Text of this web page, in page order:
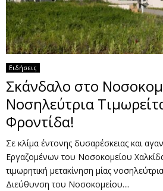
Ειδήσεις
Σκάνδαλο στο
Νοσηλεύτρια
Φροντίδα!
Σε κλίμα έντονης δυσαρέσκειας και
Εργαζομένων του Νοσοκομείου
τιμωρητική μετακίνηση μίας
Διεύθυνση του Νοσοκομείου....